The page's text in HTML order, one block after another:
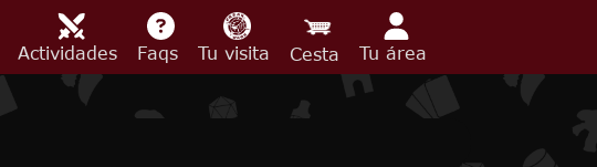
Actividades Faqs Tu visita Cesta Tu área